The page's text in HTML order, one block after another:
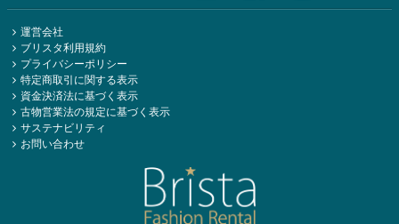
運営会社
ブリスタ利用規約
プライバシーポリシー
特定商取引に関する表示
資金決済法に基づく表示
古物営業法の規定に基づく表示
サステナビリティ
お問い合わせ